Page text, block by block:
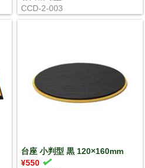
CCD-2-003
台座 小判型 黒 120×160mm
¥550